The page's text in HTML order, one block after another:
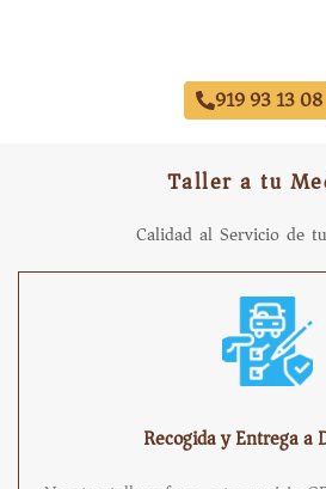
919 93 13 08
Taller a tu
Calidad al Servicio de
Recogida y Entrega a